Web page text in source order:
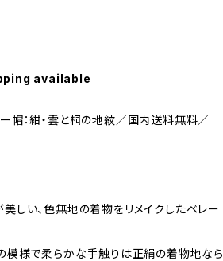
available
帽：紺・雲と桐の地紋／国内送料無料／
しい、色無地の着物をリメイクしたベレー
模様で柔らかな手触りは正絹の着物地なら